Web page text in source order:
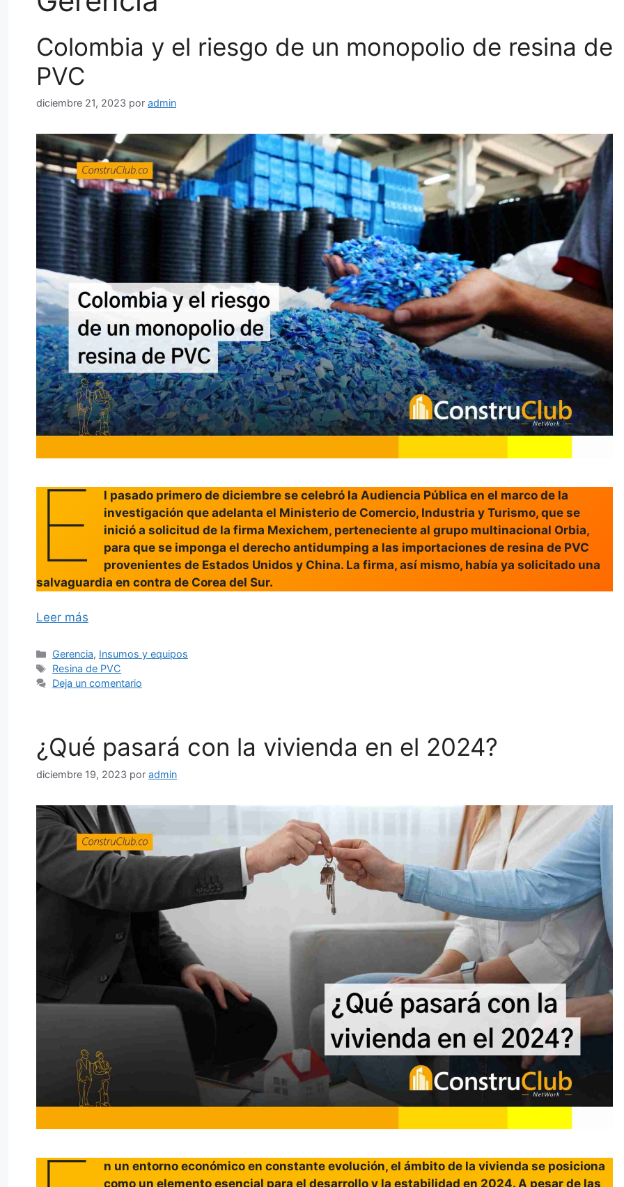
Colombia y el riesgo de un monopolio de resina de
PVC
diciembre 21, 2023 por admin
E
l pasado primero de diciembre se celebró la Audiencia Pública en el marco de la
investigación que adelanta el Ministerio de Comercio, Industria y Turismo, que se
inició a solicitud de la firma Mexichem, perteneciente al grupo multinacional Orbia,
para que se imponga el derecho antidumping a las importaciones de resina de PVC
provenientes de Estados Unidos y China. La firma, así mismo, había ya solicitado una
salvaguardia en contra de Corea del Sur.
Leer más
Categorías
Gerencia, Insumos y equipos
Etiquetas
Resina de PVC
Deja un comentario
¿Qué pasará con la vivienda en el 2024?
diciembre 19, 2023 por admin
n un entorno económico en constante evolución, el ámbito de la vivienda se posiciona
como un elemento esencial para el desarrollo y la estabilidad en 2024. A pesar de las